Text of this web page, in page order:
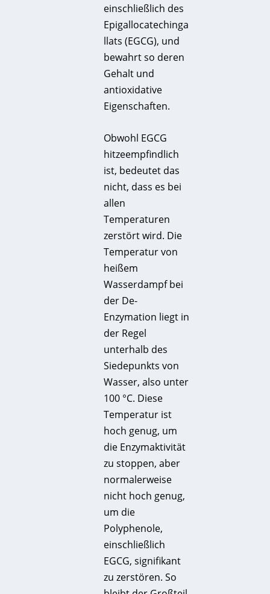
einschließlich des
Epigallocatechinga
llats (EGCG), und
bewahrt so deren
Gehalt und
antioxidative
Eigenschaften.
Obwohl EGCG
hitzeempfindlich
ist, bedeutet das
nicht, dass es bei
allen
Temperaturen
zerstört wird. Die
Temperatur von
heißem
Wasserdampf bei
der De-
Enzymation liegt in
der Regel
unterhalb des
Siedepunkts von
Wasser, also unter
100 °C. Diese
Temperatur ist
hoch genug, um
die Enzymaktivität
zu stoppen, aber
normalerweise
nicht hoch genug,
um die
Polyphenole,
einschließlich
EGCG, signifikant
zu zerstören. So